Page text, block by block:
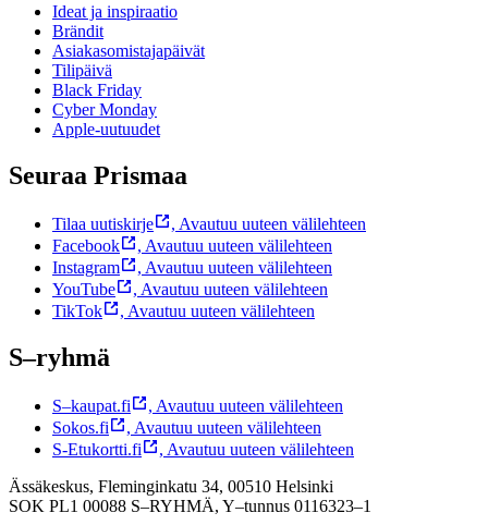
Ideat ja inspiraatio
Brändit
Asiakasomistajapäivät
Tilipäivä
Black Friday
Cyber Monday
Apple-uutuudet
Seuraa Prismaa
Tilaa uutiskirje , Avautuu uuteen välilehteen
Facebook
, Avautuu uuteen välilehteen
Instagram
, Avautuu uuteen välilehteen
YouTube
, Avautuu uuteen välilehteen
TikTok
, Avautuu uuteen välilehteen
S–ryhmä
S–kaupat.fi , Avautuu uuteen välilehteen
Sokos.fi
, Avautuu uuteen välilehteen
S-Etukortti.fi
, Avautuu uuteen välilehteen
Ässäkeskus, Fleminginkatu 34, 00510 Helsinki
SOK PL1 00088 S–RYHMÄ, Y–tunnus 0116323–1